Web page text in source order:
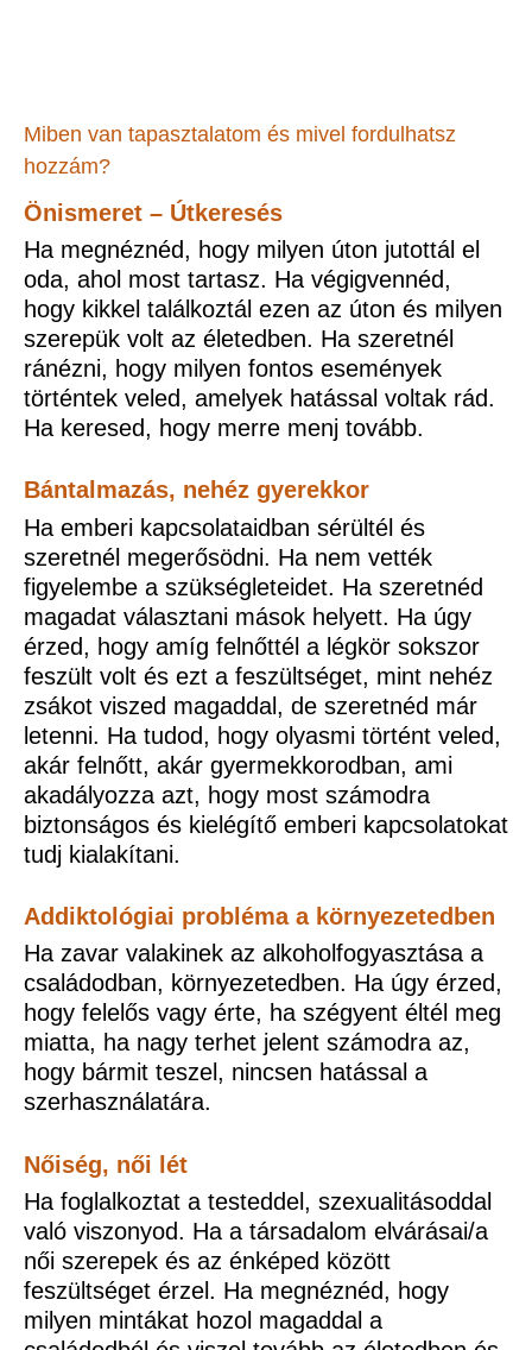
Miben van tapasztalatom és mivel fordulhatsz
hozzám?
Önismeret – Útkeresés
Ha megnéznéd, hogy milyen úton jutottál el
oda, ahol most tartasz. Ha végigvennéd,
hogy kikkel találkoztál ezen az úton és milyen
szerepük volt az életedben. Ha szeretnél
ránézni, hogy milyen fontos események
történtek veled, amelyek hatással voltak rád.
Ha keresed, hogy merre menj tovább.​
Bántalmazás, nehéz gyerekkor
Ha emberi kapcsolataidban sérültél és
szeretnél megerősödni. Ha nem vették
figyelembe a szükségleteidet. Ha szeretnéd
magadat választani mások helyett. Ha úgy
érzed, hogy amíg felnőttél a légkör sokszor
feszült volt és ezt a feszültséget, mint nehéz
zsákot viszed magaddal, de szeretnéd már
letenni. Ha tudod, hogy olyasmi történt veled,
akár felnőtt, akár gyermekkorodban, ami
akadályozza azt, hogy most számodra
biztonságos és kielégítő emberi kapcsolatokat
tudj kialakítani.
Addiktológiai probléma a környezetedben
Ha zavar valakinek az alkoholfogyasztása a
családodban, környezetedben. Ha úgy érzed,
hogy felelős vagy érte, ha szégyent éltél meg
miatta, ha nagy terhet jelent számodra az,
hogy bármit teszel, nincsen hatással a
szerhasználatára.
Nőiség, női lét
Ha foglalkoztat a testeddel, szexualitásoddal
való viszonyod. Ha a társadalom elvárásai/a
női szerepek és az énképed között
feszültséget érzel. Ha megnéznéd, hogy
milyen mintákat hozol magaddal a